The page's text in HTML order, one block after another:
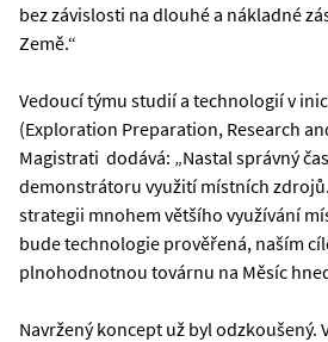
bez závislosti na dlouhé a nákladné
Země.“
Vedoucí týmu studií a technologií v
(Exploration Preparation, Research
Magistrati dodává: „Nastal správný
demonstrátoru využití místních
strategii mnohem většího využívání
bude technologie prověřená, naším
plnohodnotnou továrnu na Měsíc
Navržený koncept už byl odzkoušený.